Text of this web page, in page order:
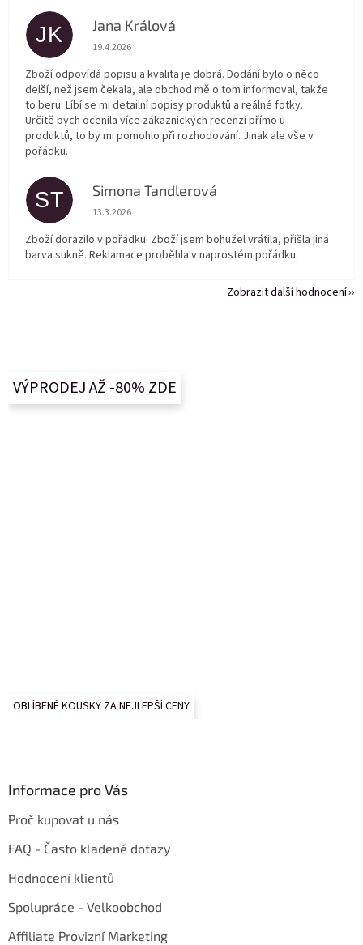
JK Jana Králová
Hodnocení obchodu je 5 z 5 hvězdiček.
19.4.2026
Zboží odpovídá popisu a kvalita je dobrá. Dodání bylo o něco
delší, než jsem čekala, ale obchod mě o tom informoval, takže
to beru. Líbí se mi detailní popisy produktů a reálné fotky.
Určitě bych ocenila více zákaznických recenzí přímo u
produktů, to by mi pomohlo při rozhodování. Jinak ale vše v
pořádku.
ST Simona Tandlerová
Hodnocení obchodu je 5 z 5 hvězdiček.
13.3.2026
Zboží dorazilo v pořádku. Zboží jsem bohužel vrátila, přišla jiná
barva sukně. Reklamace proběhla v naprostém pořádku.
Zobrazit další hodnocení
VÝPRODEJ AŽ -80% ZDE
OBLÍBENÉ KOUSKY ZA NEJLEPŠÍ CENY
Informace pro Vás
Proč kupovat u nás
FAQ - Často kladené dotazy
Hodnocení klientů
Spolupráce - Velkoobchod
Affiliate Provizní Marketing